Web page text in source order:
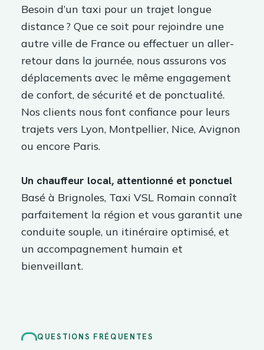
Besoin d’un taxi pour un trajet longue
distance ? Que ce soit pour rejoindre une
autre ville de France ou effectuer un aller-
retour dans la journée, nous assurons vos
déplacements avec le même engagement
de confort, de sécurité et de ponctualité.
Nos clients nous font confiance pour leurs
trajets vers Lyon, Montpellier, Nice, Avignon
ou encore Paris.
Un chauffeur local, attentionné et ponctuel
Basé à Brignoles, Taxi VSL Romain connaît
parfaitement la région et vous garantit une
conduite souple, un itinéraire optimisé, et
un accompagnement humain et
bienveillant.
QUESTIONS FRÉQUENTES